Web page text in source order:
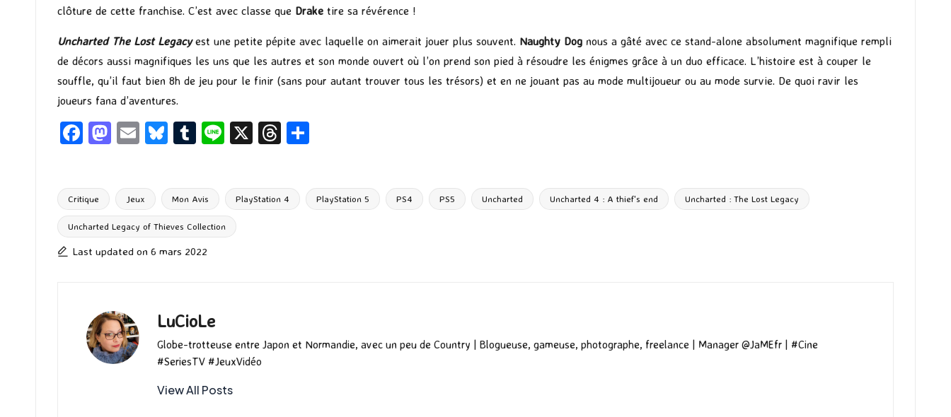
clôture de cette franchise. C’est avec classe que Drake tire sa révérence !
Uncharted The Lost Legacyest une petite pépite avec laquelle on aimerait jouer plus souvent. Naughty Dog nous a gâté avec ce stand-alone absolument magnifique rempli
de décors aussi magnifiques les uns que les autres et son monde ouvert où l’on prend son pied à résoudre les énigmes grâce à un duo efficace. L’histoire est à couper le
souffle, qu’il faut bien 8h de jeu pour le finir (sans pour autant trouver tous les trésors) et en ne jouant pas au mode multijoueur ou au mode survie. De quoi ravir les
joueurs fana d’aventures.
Fa
o
o
k
M
d
o
n
E
l
Bl
ky
T
bl
r
Li X
T
ds g
Tags:
Critique Jeux Mon Avis PlayStation 4 PlayStation 5 PS4 PS5 Uncharted Uncharted 4 : A thief's end Uncharted : The Lost Legacy
Uncharted Legacy of Thieves Collection
Last updated on 6 mars 2022
LuCioLe
Globe-trotteuse entre Japon et Normandie, avec un peu de Country | Blogueuse, gameuse, photographe, freelance | Manager @JaMEfr | #Cine
#SeriesTV #JeuxVidéo
View All Posts